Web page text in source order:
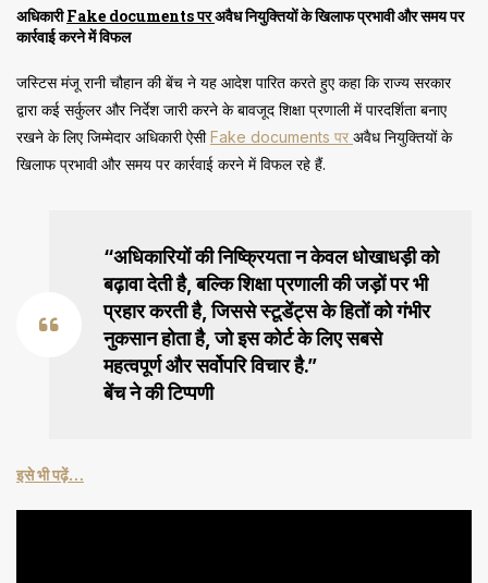
अधिकारीFake documents परअवैध नियुक्तियों के खिलाफ प्रभावी और समय पर
कार्रवाई करने में विफल
जस्टिस मंजू रानी चौहान की बेंच ने यह आदेश पारित करते हुए कहा कि राज्य सरकार
द्वारा कई सर्कुलर और निर्देश जारी करने के बावजूद शिक्षा प्रणाली में पारदर्शिता बनाए
रखने के लिए जिम्मेदार अधिकारी ऐसीFake documents पर अवैध नियुक्तियों के
खिलाफ प्रभावी और समय पर कार्रवाई करने में विफल रहे हैं.
“अधिकारियों की निष्क्रियता न केवल धोखाधड़ी को
बढ़ावा देती है, बल्कि शिक्षा प्रणाली की जड़ों पर भी
प्रहार करती है, जिससे स्टूडेंट्स के हितों को गंभीर
नुकसान होता है, जो इस कोर्ट के लिए सबसे
महत्वपूर्ण और सर्वोपरि विचार है.”
बेंच ने की टिप्पणी
इसे भी पढ़ें…